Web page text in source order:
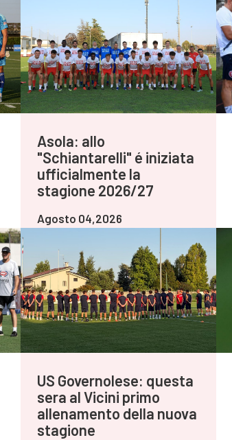
Asola: allo
"Schiantarelli" é iniziata
ufficialmente la
stagione 2026/27
Agosto 04,2026
US Governolese: questa
sera al Vicini primo
allenamento della nuova
stagione